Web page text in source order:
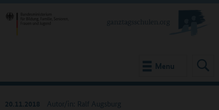
Menu
20.11.2018 Autor/in: Ralf Augsburg